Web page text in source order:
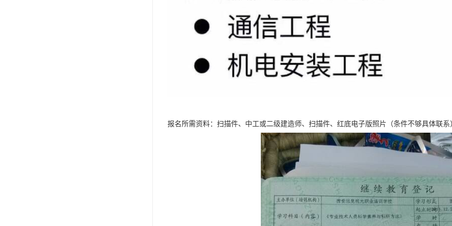
报名所需资料：扫描件、中工或二级建造师、扫描件、红底电子版照片（条件不够具体联系